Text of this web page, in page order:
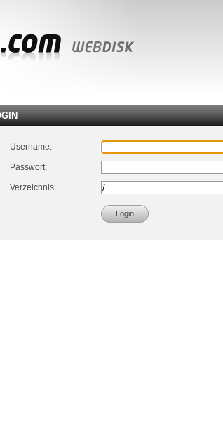
Username:
Passwort:
Verzeichnis: